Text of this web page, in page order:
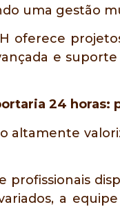
uma gestão
oferece
e
24
altamente
profissionais
a